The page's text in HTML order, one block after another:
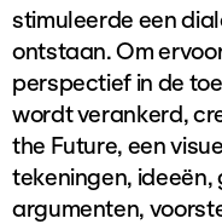
stimuleerde een
ontstaan. Om
perspectief in de
wordt verankerd,
the Future, een
tekeningen, ideeën,
argumenten,